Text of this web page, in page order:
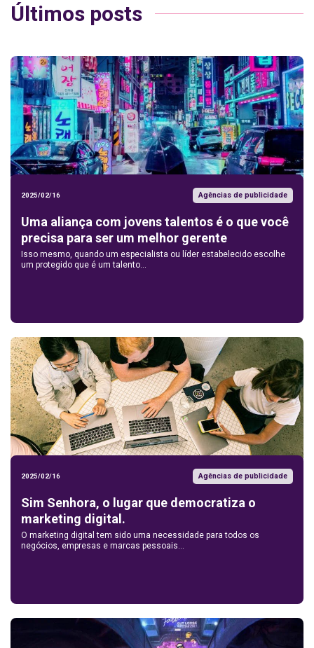
Últimos posts
2025/02/16 Agências de publicidade
Uma aliança com jovens talentos é o que você
precisa para ser um melhor gerente
Isso mesmo, quando um especialista ou líder estabelecido escolhe
um protegido que é um talento...
2025/02/16 Agências de publicidade
Sim Senhora, o lugar que democratiza o
marketing digital.
O marketing digital tem sido uma necessidade para todos os
negócios, empresas e marcas pessoais...